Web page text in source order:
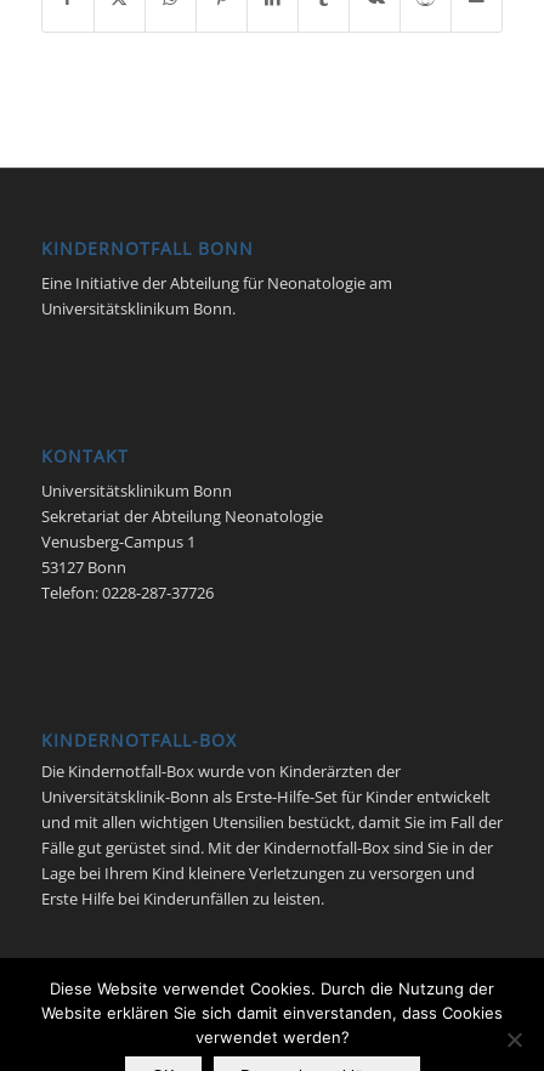
KINDERNOTFALL BONN
Eine Initiative der Abteilung für Neonatologie am
Universitätsklinikum Bonn.
KONTAKT
Universitätsklinikum Bonn
Sekretariat der Abteilung Neonatologie
Venusberg-Campus 1
53127 Bonn
Telefon: 0228-287-37726
KINDERNOTFALL-BOX
Die Kindernotfall-Box wurde von Kinderärzten der
Universitätsklinik-Bonn als Erste-Hilfe-Set für Kinder entwickelt
und mit allen wichtigen Utensilien bestückt, damit Sie im Fall der
Fälle gut gerüstet sind. Mit der Kindernotfall-Box sind Sie in der
Lage bei Ihrem Kind kleinere Verletzungen zu versorgen und
Erste Hilfe bei Kinderunfällen zu leisten.
© Kindernotfall Bonn - Neonatologie | Pädiatrische Intensivmedizin |
Universitätsklinikum Bonn -
Enfold Theme by Kriesi
Diese Website verwendet Cookies. Durch die Nutzung der
Website erklären Sie sich damit einverstanden, dass Cookies
verwendet werden?